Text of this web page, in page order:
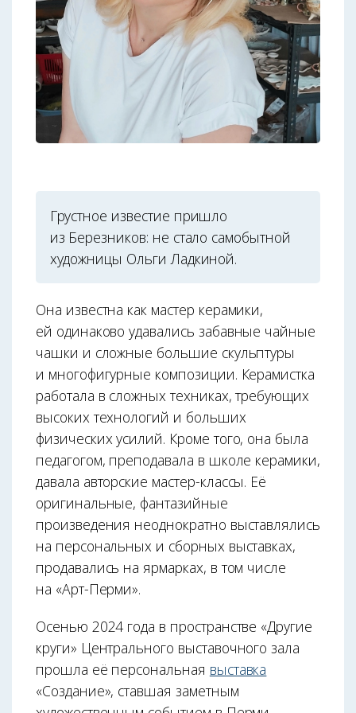
Грустное известие пришло
из Березников: не стало самобытной
художницы Ольги Ладкиной.
Она известна как мастер керамики,
ей одинаково удавались забавные чайные
чашки и сложные большие скульптуры
и многофигурные композиции. Керамистка
работала в сложных техниках, требующих
высоких технологий и больших
физических усилий. Кроме того, она была
педагогом, преподавала в школе керамики,
давала авторские мастер-классы. Её
оригинальные, фантазийные
произведения неоднократно выставлялись
на персональных и сборных выставках,
продавались на ярмарках, в том числе
на «Арт-Перми».
Осенью 2024 года в пространстве «Другие
круги» Центрального выставочного зала
прошла её персональная выставка
«Создание», ставшая заметным